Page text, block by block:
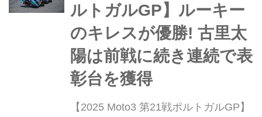
ルトガルGP】ルーキー
のキレスが優勝! 古里太
陽は前戦に続き連続で表
彰台を獲得
【2025 Moto3 第21戦ポルトガルGP】